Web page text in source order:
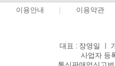
이용안내 이용약관
대표 : 장영일 ㅣ
사업자 등